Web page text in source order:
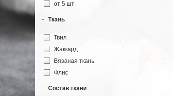
от 5 шт
Ткань
Твил
Жаккард
Вязаная ткань
Флис
Состав ткани